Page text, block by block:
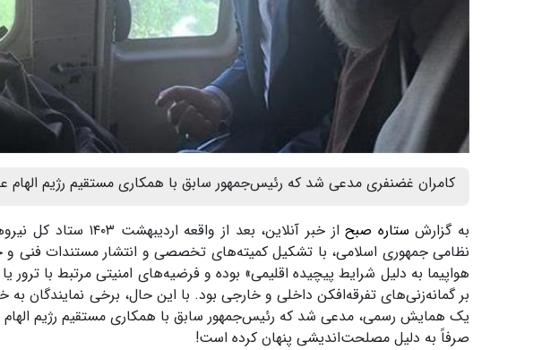
کامران غضنفری مدعی شد که رئیس‌جمهور سابق با همکاری مستقیم رژیم
به گزارش ستاره صبح
از خبر آنلاین، بعد
نظامی جمهوری اسلامی، با تشکیل کمیته‌های تخصصی و انتشار مستندات فنی و
هواپیما به دلیل شرایط پیچیده اقلیمی» بوده و فرضیه‌های امنیتی مرتبط با ترور
بر گمانه‌زنی‌های تفرقه‌افکن داخلی و خارجی بود. با این حال، برخی
یک همایش رسمی، مدعی شد که رئیس‌جمهور سابق با همکاری مستقیم رژیم
صرفاً به دلیل مصلحت‌اندیشی پنهان کرده است!